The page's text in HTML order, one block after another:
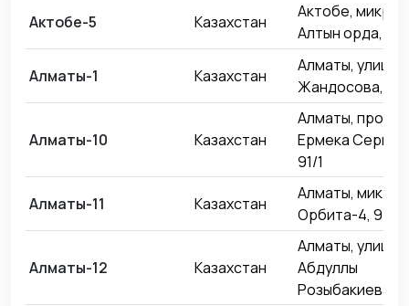
Актобе-5 Казахстан
Актобе,
Алтын орда, 3Е
Алматы-1 Казахстан
Алматы, улица
Жандосова,
Алматы-10 Казахстан
Алматы,
Ермека
91/1
Алматы-11 Казахстан
Алматы,
Орбита-4, 9
Алматы-12 Казахстан
Алматы, улица
Абдуллы
Розыбакиева,